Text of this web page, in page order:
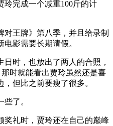
玲完成一个减重100斤的计
王牌》第八季，并且给录制
影需要长期请假。
时，也放出了两人的合照，
时就能看出贾玲虽然还是喜
但比之前要瘦了很多。
了。
奖礼时，贾玲还在自己的巅峰